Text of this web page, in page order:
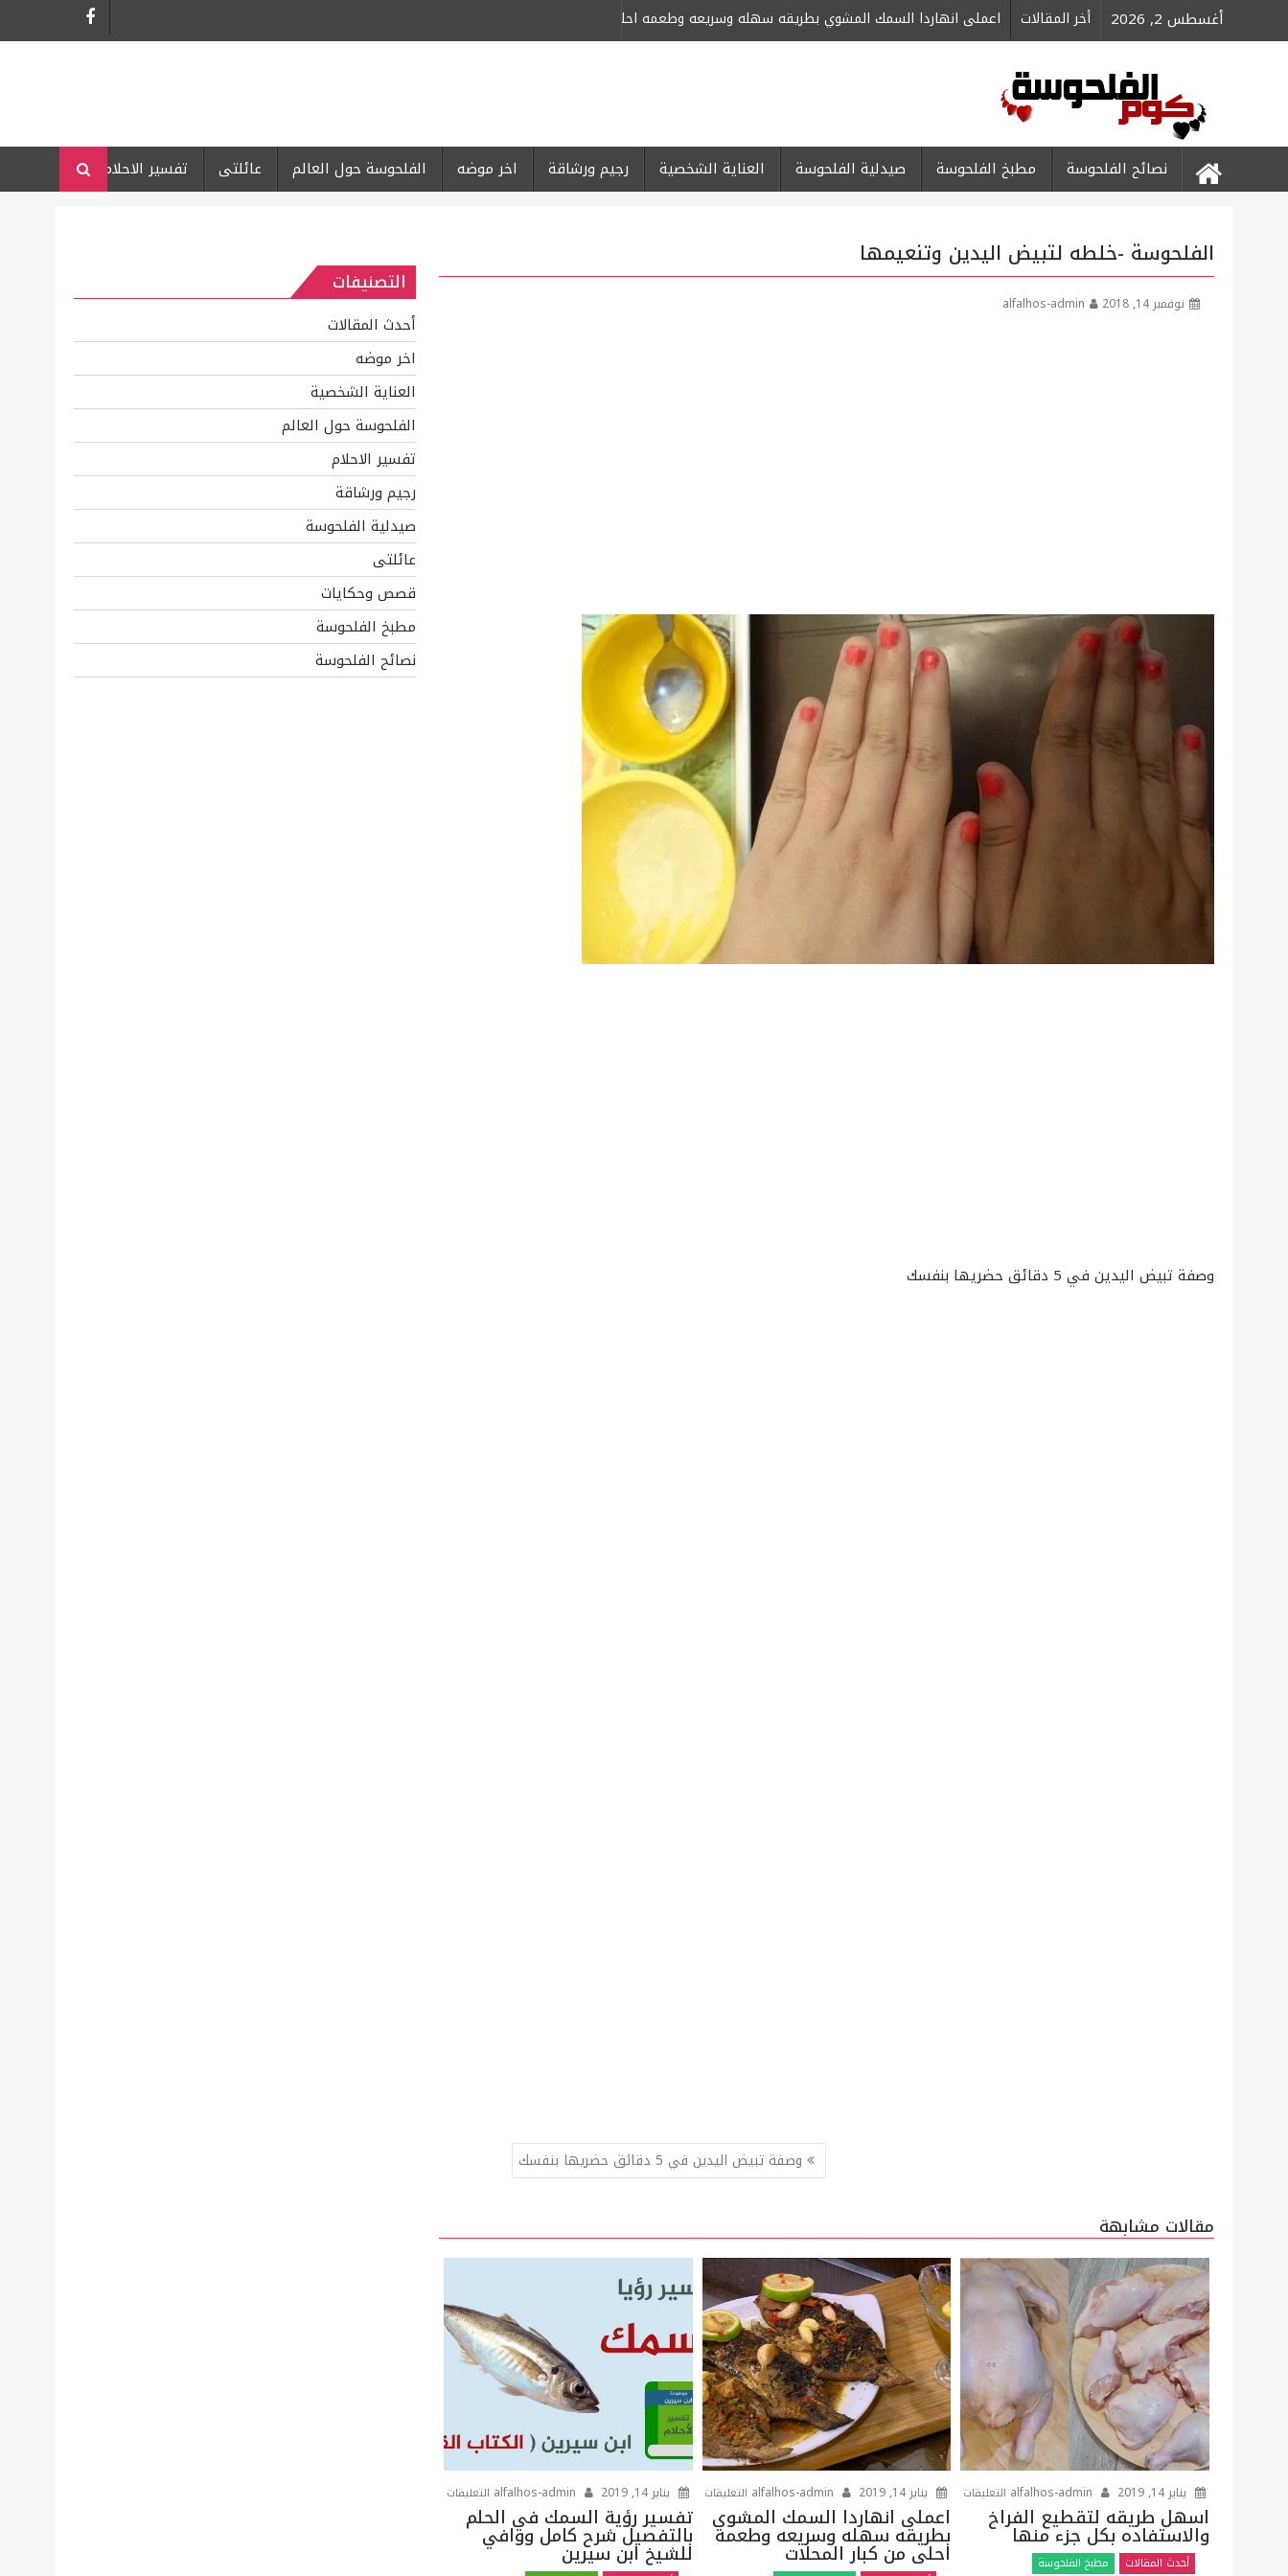
أغسطس 2, 2026 أخر المقالات اعملى انهاردا السمك المشوي بطريقه سهله وسريعه وطعمه احلى من كبار المحلات
نصائح الفلحوسة مطبخ الفلحوسة صيدلية الفلحوسة العناية الشخصية رجيم ورشاقة اخر موضه الفلحوسة حول العالم عائلتى تفسير الاحلام
الفلحوسة -خلطه لتبيض اليدين وتنعيمها
نوفمبر 14, 2018 alfalhos-admin
وصفة تبيض اليدين في 5 دقائق حضريها بنفسك
وصفة تبيض اليدين في 5 دقائق حضريها بنفسك
مقالات مشابهة
يناير 14, 2019 التعليقات
تفسير رؤية السمك في الحلم
بالتفصيل شرح كامل ووافي
للشيخ ابن سيرين
يناير 14, 2019 التعليقاتعلى
اعملى
انهاردا
السمك
اعملى انهاردا السمك المشوي
بطريقه سهله وسريعه وطعمه
احلى من كبار المحلات
يناير 14, 2019 التعليقات على
اسهل
طريقه
لتقطيع
اسهل طريقه لتقطيع الفراخ
والاستفاده بكل جزء منها
أحدث المقالات مطبخ الفلحوسة
التصنيفات
أحدث المقالات
اخر موضه
العناية الشخصية
الفلحوسة حول العالم
تفسير الاحلام
رجيم ورشاقة
صيدلية الفلحوسة
عائلتى
قصص وحكايات
مطبخ الفلحوسة
نصائح الفلحوسة